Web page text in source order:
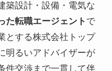
築設計・設備・電気な
た転職エージェント で
とする株式会社トップ
明るいアドバイザーが
件交渉まで一貫して伴